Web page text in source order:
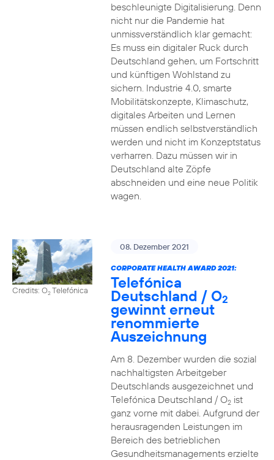
beschleunigte Digitalisierung. Denn
nicht nur die Pandemie hat
unmissverständlich klar gemacht:
Es muss ein digitaler Ruck durch
Deutschland gehen, um Fortschritt
und künftigen Wohlstand zu
sichern. Industrie 4.0, smarte
Mobilitätskonzepte, Klimaschutz,
digitales Arbeiten und Lernen
müssen endlich selbstverständlich
werden und nicht im Konzeptstatus
verharren. Dazu müssen wir in
Deutschland alte Zöpfe
abschneiden und eine neue Politik
wagen.
Credits: O2Telefónica
08. Dezember 2021
CORPORATE HEALTH AWARD 2021:
Telefónica
Deutschland / O2
gewinnt erneut
renommierte
Auszeichnung
Am 8. Dezember wurden die sozial
nachhaltigsten Arbeitgeber
Deutschlands ausgezeichnet und
Telefónica Deutschland / O2ist
ganz vorne mit dabei. Aufgrund der
herausragenden Leistungen im
Bereich des betrieblichen
Gesundheitsmanagements erzielte